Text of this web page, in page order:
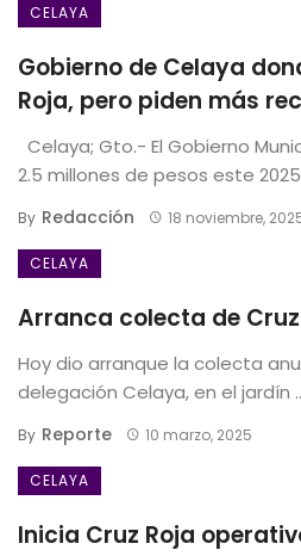
CELAYA
Gobierno de Celaya
Roja, pero piden más
Celaya; Gto.- El Gobierno
2.5 millones de pesos este 2025
By Redacción 18 noviembre,
CELAYA
Arranca colecta de
Hoy dio arranque la colecta
delegación Celaya, en el jardín
By Reporte 10 marzo, 2025
CELAYA
Inicia Cruz Roja